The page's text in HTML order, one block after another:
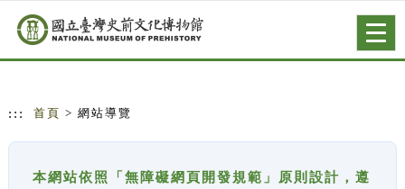
跳到主要內容
網站導覽
::: 首頁 > 網站導覽
本網站依照「無障礙網頁開發規範」原則設計，遵